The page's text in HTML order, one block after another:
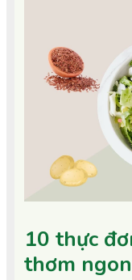
10 thực
thơm